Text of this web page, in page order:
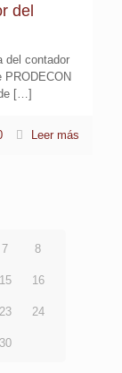
del
del contador
PRODECON
[…]
Leer más
7 8
15 16
23 24
30